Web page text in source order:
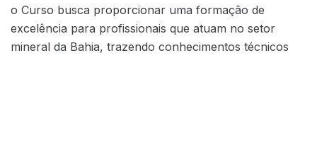
o Curso busca proporcionar uma formação de
excelência para profissionais que atuam no setor
mineral da Bahia, trazendo conhecimentos técnicos